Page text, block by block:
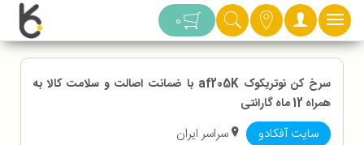
دسته بندی 0
سرخ کن نوتریکوک af205K با ضمانت اصالت و سلامت کالا به
همراه 12 ماه گارانتی
سایت آفکادو سراسر ایران